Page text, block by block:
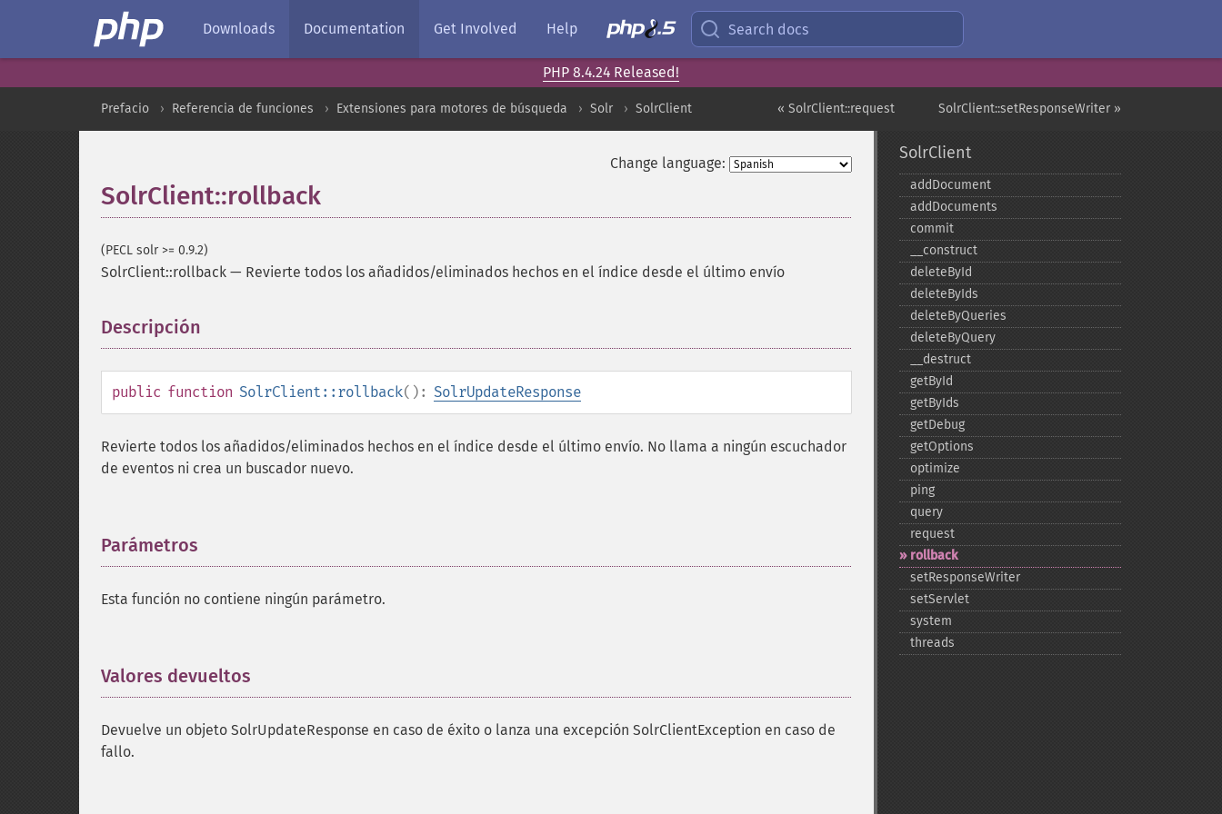
Downloads Documentation Get Involved Help Search docs
PHP 8.4.24 Released!
SolrClient::setResponseWriter »
« SolrClient::request
Prefacio Referencia de funciones Extensiones para motores de búsqueda Solr SolrClient
Change language:
SolrClient::rollback
(PECL solr >= 0.9.2)
SolrClient::rollback — Revierte todos los añadidos/eliminados hechos en el índice desde el último envío
Descripción
public function SolrClient::rollback(): SolrUpdateResponse
Revierte todos los añadidos/eliminados hechos en el índice desde el último envío. No llama a ningún escuchador
de eventos ni crea un buscador nuevo.
Parámetros
Esta función no contiene ningún parámetro.
Valores devueltos
Devuelve un objeto SolrUpdateResponse en caso de éxito o lanza una excepción SolrClientException en caso de
fallo.
SolrClient
addDocument
addDocuments
commit
_​_​construct
deleteById
deleteByIds
deleteByQueries
deleteByQuery
_​_​destruct
getById
getByIds
getDebug
getOptions
optimize
ping
query
request
rollback
setResponseWriter
setServlet
system
threads